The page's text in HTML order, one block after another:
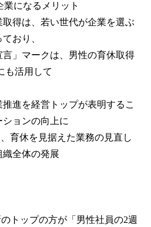
になるメリット
、若い世代が企業を選ぶ
おり、
ークは、男性の育休取得
も活用して
経営トップが表明するこ
ョンの向上に
休を見据えた業務の見直し
全体の発展
ップの方が「男性社員の2週